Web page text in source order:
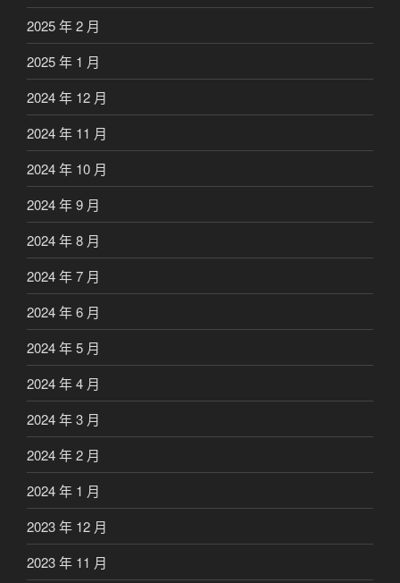
2025 年 2 月
2025 年 1 月
2024 年 12 月
2024 年 11 月
2024 年 10 月
2024 年 9 月
2024 年 8 月
2024 年 7 月
2024 年 6 月
2024 年 5 月
2024 年 4 月
2024 年 3 月
2024 年 2 月
2024 年 1 月
2023 年 12 月
2023 年 11 月